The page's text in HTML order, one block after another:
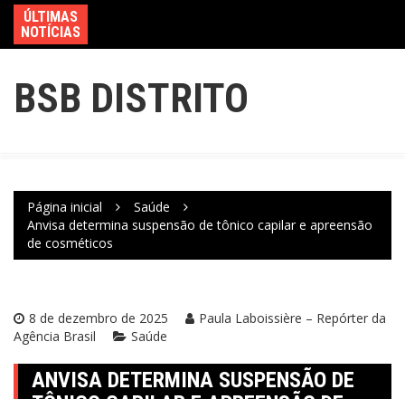
ÚLTIMAS
NOTÍCIAS
BSB DISTRITO
Página inicial
Saúde
Anvisa determina suspensão de tônico capilar e apreensão
de cosméticos
8 de dezembro de 2025
Paula Laboissière – Repórter da
Agência Brasil
Saúde
ANVISA DETERMINA SUSPENSÃO DE